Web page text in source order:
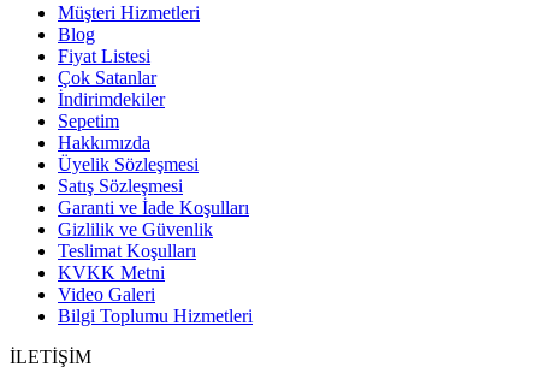
Müşteri Hizmetleri
Blog
Fiyat Listesi
Çok Satanlar
İndirimdekiler
Sepetim
Hakkımızda
Üyelik Sözleşmesi
Satış Sözleşmesi
Garanti ve İade Koşulları
Gizlilik ve Güvenlik
Teslimat Koşulları
KVKK Metni
Video Galeri
Bilgi Toplumu Hizmetleri
İLETİŞİM